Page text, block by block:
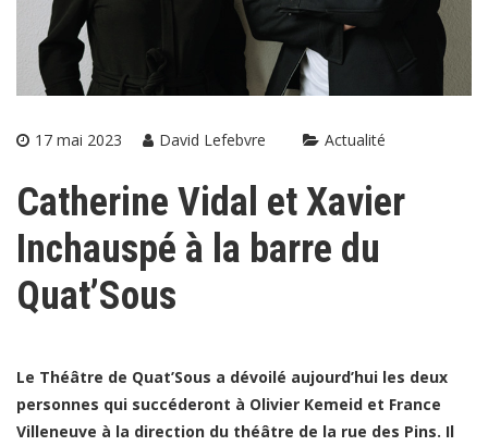
17 mai 2023 David Lefebvre Actualité
Catherine Vidal et Xavier
Inchauspé à la barre du
Quat’Sous
Le Théâtre de Quat’Sous a dévoilé aujourd’hui les deux
personnes qui succéderont à Olivier Kemeid et France
Villeneuve à la direction du théâtre de la rue des Pins. Il